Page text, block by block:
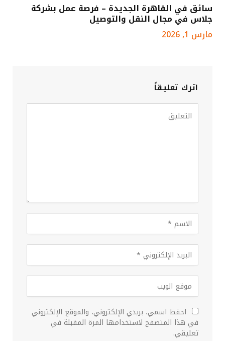
سائق في القاهرة الجديدة – فرصة عمل بشركة
جلاس في مجال النقل والتوصيل
مارس 1, 2026
اترك تعليقاً
احفظ اسمي، بريدي الإلكتروني، والموقع الإلكتروني
في هذا المتصفح لاستخدامها المرة المقبلة في
تعليقي.